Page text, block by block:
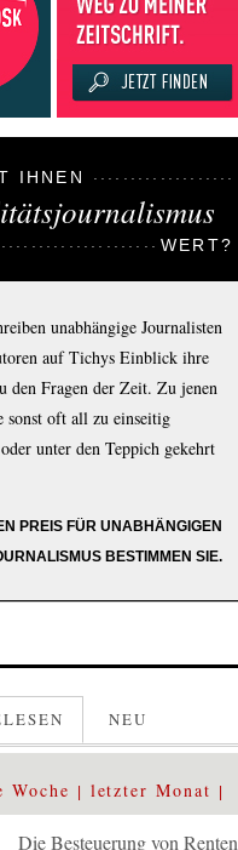
IHNEN
WERT?
unabhängige Journalisten
auf Tichys Einblick ihre
den Fragen der Zeit. Zu jenen
sonst oft all zu einseitig
unter den Teppich gekehrt
PREIS FÜR UNABHÄNGIGEN
BESTIMMEN SIE.
NEU
Woche letzter Monat
Die Besteuerung von Renten